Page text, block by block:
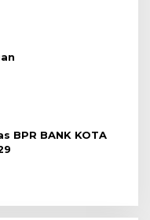
BPR BANK KOTA